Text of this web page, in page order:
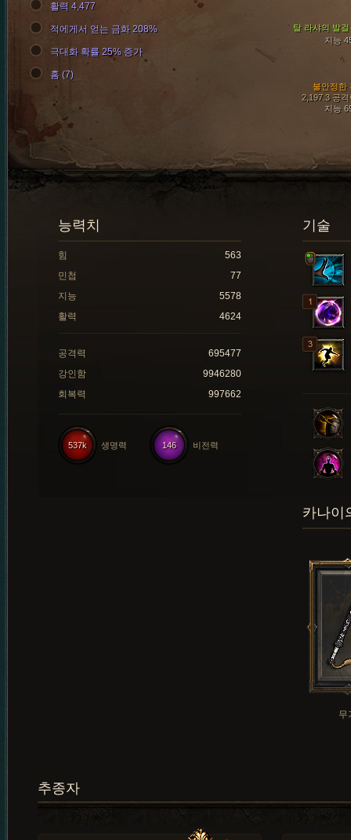
탈 라샤의 발걸
지능
불안정한
2,197.3 공격
지능
활력 4,477
적에게서 얻는 금화 208%
극대화 확률 25% 증가
홈 (7)
기술
능력치
힘
563
민첩
77
지능
5578
활력
4624
공격력
695477
강인함
9946280
회복력
997662
146 비전력
537k 생명력
카나이
무
추종자